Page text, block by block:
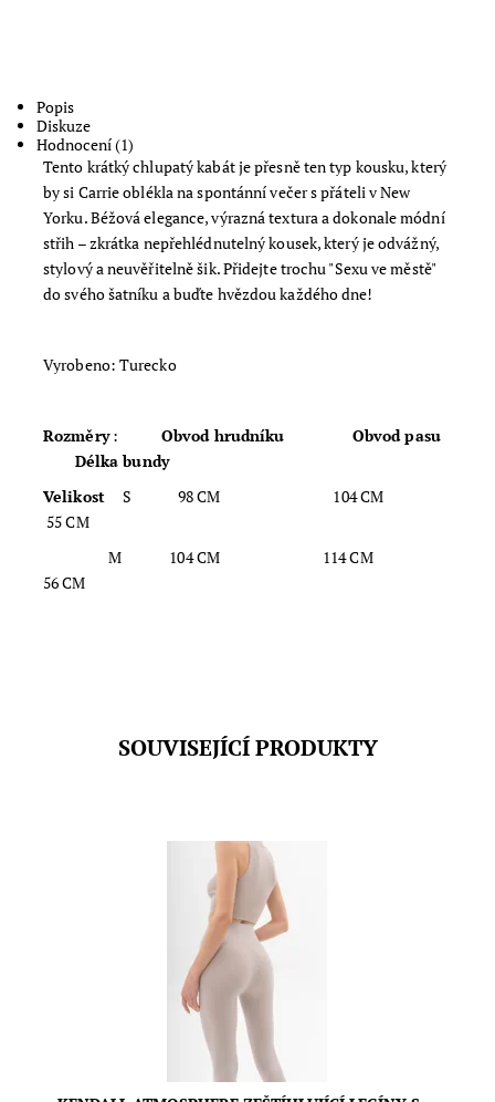
Popis
Diskuze
Hodnocení (1)
Tento krátký chlupatý kabát je přesně ten typ kousku, který
by si Carrie oblékla na spontánní večer s přáteli v New
Yorku. Béžová elegance, výrazná textura a dokonale módní
střih – zkrátka nepřehlédnutelný kousek, který je odvážný,
stylový a neuvěřitelně šik. Přidejte trochu "Sexu ve městě"
do svého šatníku a buďte hvězdou každého dne!
Vyrobeno: Turecko
Rozměry :
Obvod hrudníku Obvod pasu
Délka bundy
Velikost
S
98 CM 104 CM
55 CM
M 104 CM 114 CM
56 CM
SOUVISEJÍCÍ PRODUKTY
Tyto bezešvé legíny s vysokým pasem a širokým
žebrovaným elastickým páskem poskytují lehkou
podporu a jemnou péči po celý den, aniž by omezovaly
Skladem
Moda